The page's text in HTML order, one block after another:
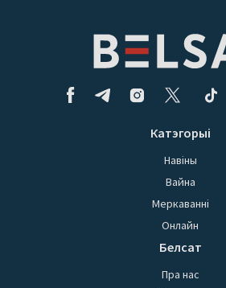
Катэгорыі
Навіны
Вайна
Меркаванні
Онлайн
Белсат
Пра нас